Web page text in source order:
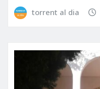
torrent al dia